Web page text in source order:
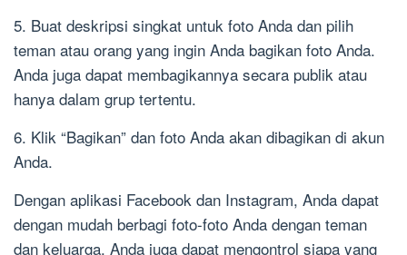
5. Buat deskripsi singkat untuk foto Anda dan pilih
teman atau orang yang ingin Anda bagikan foto Anda.
Anda juga dapat membagikannya secara publik atau
hanya dalam grup tertentu.
6. Klik “Bagikan” dan foto Anda akan dibagikan di akun
Anda.
Dengan aplikasi Facebook dan Instagram, Anda dapat
dengan mudah berbagi foto-foto Anda dengan teman
dan keluarga. Anda juga dapat mengontrol siapa yang